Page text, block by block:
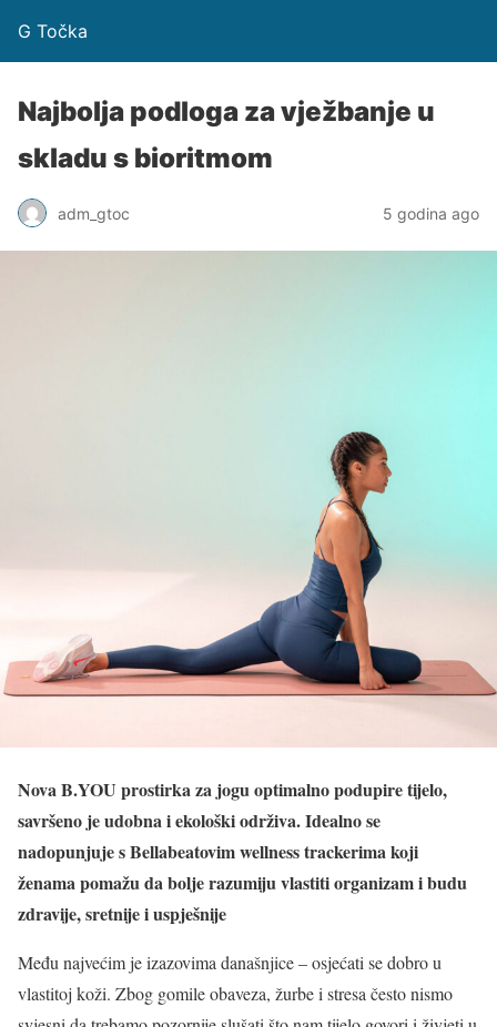
G Točka
Najbolja podloga za vježbanje u
skladu s bioritmom
adm_gtoc 5 godina ago
Nova B.YOU prostirka za jogu optimalno podupire tijelo,
savršeno je udobna i ekološki održiva. Idealno se
nadopunjuje s Bellabeatovim wellness trackerima koji
ženama pomažu da bolje razumiju vlastiti organizam i budu
zdravije, sretnije i uspješnije
Među najvećim je izazovima današnjice – osjećati se dobro u
vlastitoj koži. Zbog gomile obaveza, žurbe i stresa često nismo